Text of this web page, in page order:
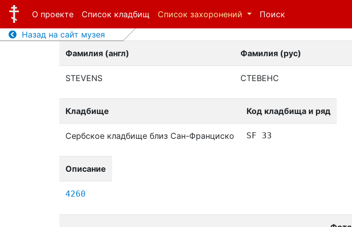
О проекте Список кладбищ Список захоронений Поиск
Назад на сайт музея
Фамилия (англ)
Фамилия (рус)
STEVENS СТЕВЕНС
Кладбище Код кладбища и ряд
Сербское кладбище близ Сан-Франциско SF 33
Описание
4260